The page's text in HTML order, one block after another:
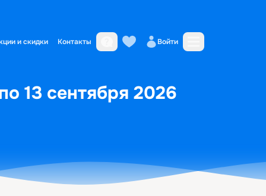
и скидки Контакты Войти
13 сентября 2026